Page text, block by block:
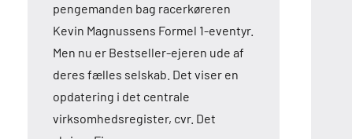
pengemanden bag racerkøreren
Kevin Magnussens Formel 1-eventyr.
Men nu er Bestseller-ejeren ude af
deres fælles selskab. Det viser en
opdatering i det centrale
virksomhedsregister, cvr. Det